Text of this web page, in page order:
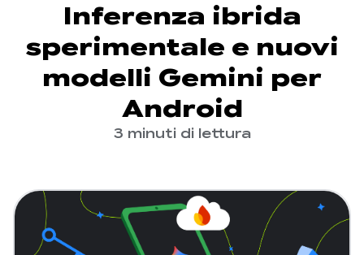
Inferenza ibrida
sperimentale e nuovi
modelli Gemini per
Android
3 minuti di lettura